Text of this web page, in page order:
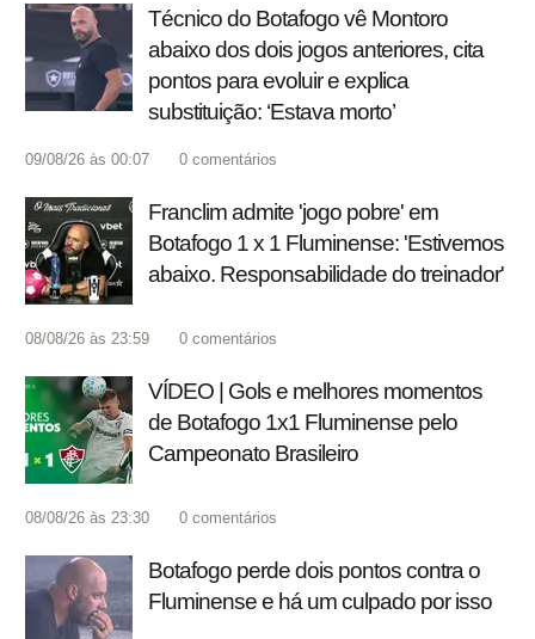
Técnico do Botafogo vê Montoro
abaixo dos dois jogos anteriores, cita
pontos para evoluir e explica
substituição: ‘Estava morto’
09/08/26 às 00:07 0 comentários
Franclim admite 'jogo pobre' em
Botafogo 1 x 1 Fluminense: 'Estivemos
abaixo. Responsabilidade do treinador'
08/08/26 às 23:59 0 comentários
VÍDEO | Gols e melhores momentos
de Botafogo 1x1 Fluminense pelo
Campeonato Brasileiro
08/08/26 às 23:30 0 comentários
Botafogo perde dois pontos contra o
Fluminense e há um culpado por isso